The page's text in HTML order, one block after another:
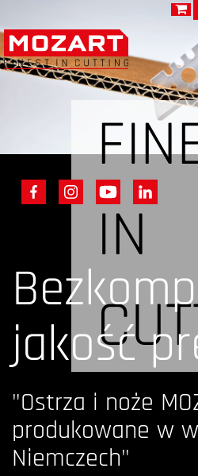
IN
jakość
"Ostrza i noże
produkowane w
Niemczech"